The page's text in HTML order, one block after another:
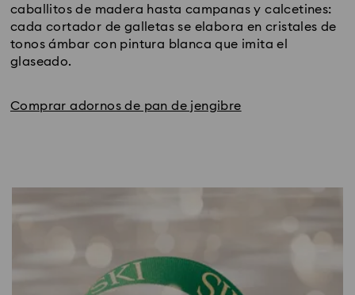
caballitos de madera hasta campanas y calcetines:
cada cortador de galletas se elabora en cristales de
tonos ámbar con pintura blanca que imita el
glaseado.
Comprar adornos de pan de jengibre